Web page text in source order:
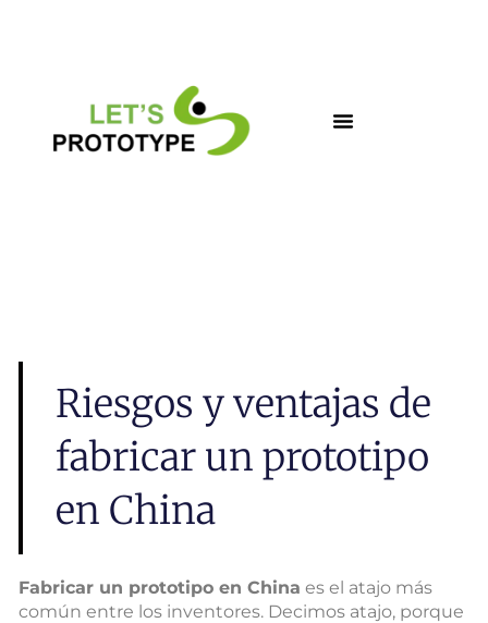
Riesgos y ventajas de
fabricar un prototipo
en China
Fabricar un prototipo en China es el atajo más
común entre los inventores. Decimos atajo, porque